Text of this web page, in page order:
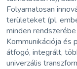
Folyamatosan
területeket (pl.
minden
Kommunikációja és
átfogó, integrált,
univerzális